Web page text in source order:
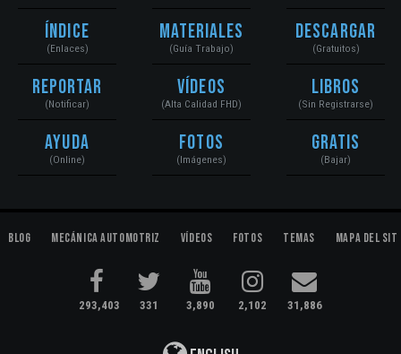
Índice
(Enlaces)
Reportar
(Notificar)
Ayuda
(Online)
Materiales
(Guía Trabajo)
Vídeos
(Alta Calidad FHD)
Fotos
(Imágenes)
Descargar
(Gratuitos)
Libros
(Sin Registrarse)
Gratis
(Bajar)
Blog Mecánica Automotriz Vídeos Fotos Temas Mapa del
293,403 331 3,890 2,102 31,886